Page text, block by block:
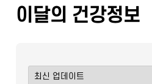
이달의 건강정보